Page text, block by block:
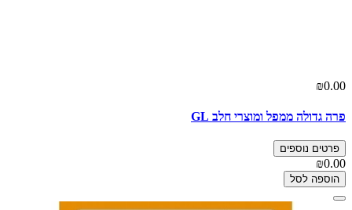
₪0.00
פרה גדולה ממפל ומוצרי חלב GL
פרטים נוספים
₪0.00
הוספה לסל